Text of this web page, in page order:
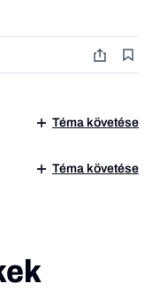
Téma követése
Téma követése